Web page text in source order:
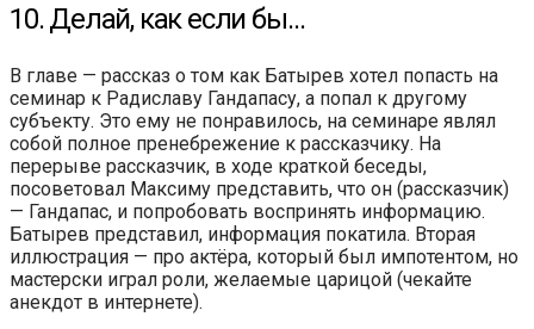
10. Делай, как если бы…
В главе — рассказ о том как Батырев хотел попасть на
семинар к Радиславу Гандапасу, а попал к другому
субъекту. Это ему не понравилось, на семинаре являл
собой полное пренебрежение к рассказчику. На
перерыве рассказчик, в ходе краткой беседы,
посоветовал Максиму представить, что он (рассказчик)
— Гандапас, и попробовать воспринять информацию.
Батырев представил, информация покатила. Вторая
иллюстрация — про актёра, который был импотентом, но
мастерски играл роли, желаемые царицой (чекайте
анекдот в интернете).